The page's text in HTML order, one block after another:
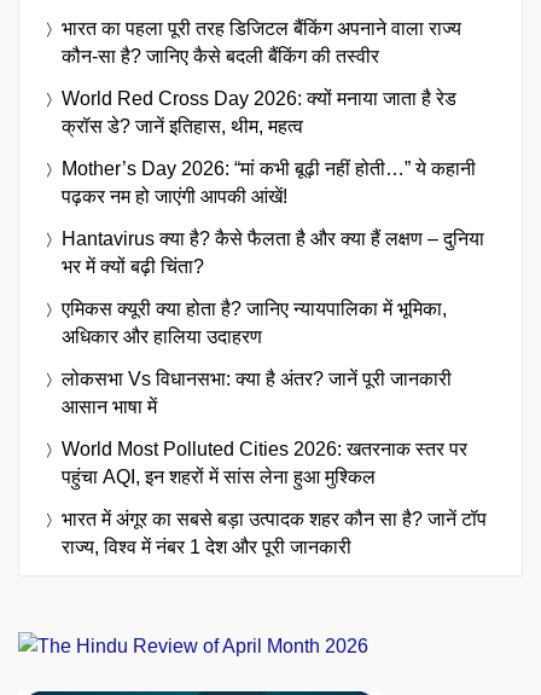
भारत का पहला पूरी तरह डिजिटल बैंकिंग अपनाने वाला राज्य
कौन-सा है? जानिए कैसे बदली बैंकिंग की तस्वीर
World Red Cross Day 2026: क्यों मनाया जाता है रेड
क्रॉस डे? जानें इतिहास, थीम, महत्व
Mother’s Day 2026: “मां कभी बूढ़ी नहीं होती…” ये कहानी
पढ़कर नम हो जाएंगी आपकी आंखें!
Hantavirus क्या है? कैसे फैलता है और क्या हैं लक्षण – दुनिया
भर में क्यों बढ़ी चिंता?
एमिकस क्यूरी क्या होता है? जानिए न्यायपालिका में भूमिका,
अधिकार और हालिया उदाहरण
लोकसभा Vs विधानसभा: क्या है अंतर? जानें पूरी जानकारी
आसान भाषा में
World Most Polluted Cities 2026: खतरनाक स्तर पर
पहुंचा AQI, इन शहरों में सांस लेना हुआ मुश्किल
भारत में अंगूर का सबसे बड़ा उत्पादक शहर कौन सा है? जानें टॉप
राज्य, विश्व में नंबर 1 देश और पूरी जानकारी